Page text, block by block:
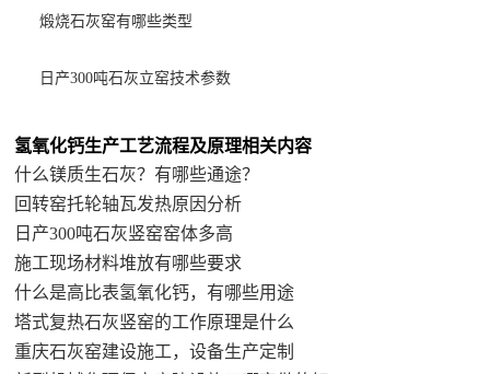
煅烧石灰窑有哪些类型
日产300吨石灰立窑技术参数
氢氧化钙生产工艺流程及原理相关内容
什么镁质生石灰？有哪些通途？
回转窑托轮轴瓦发热原因分析
日产300吨石灰竖窑窑体多高
施工现场材料堆放有哪些要求
什么是高比表氢氧化钙，有哪些用途
塔式复热石灰竖窑的工作原理是什么
重庆石灰窑建设施工，设备生产定制